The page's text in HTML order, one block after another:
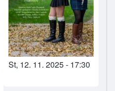
St, 12. 11. 2025 - 17:30